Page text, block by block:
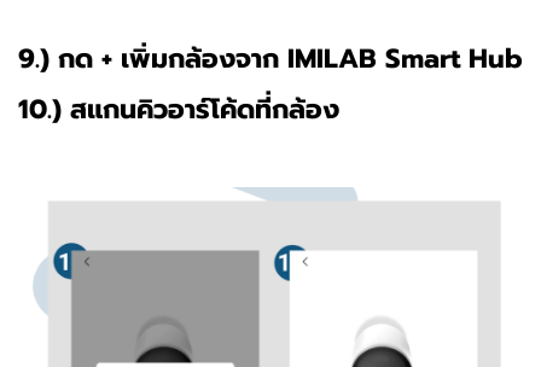
9.) กด + เพิ่มกล้องจาก IMILAB Smart Hub
10.) สแกนคิวอาร์โค้ดที่กล้อง